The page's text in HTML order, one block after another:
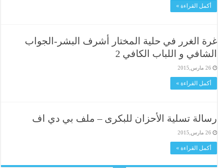
أكمل القراءة »
غرة الغرر في حلية المختار أشرف البشر-الجواب
الشافي و اللباب الكافي 2
26 مارس,2015
أكمل القراءة »
رسالة تسلية الأحزان للبكرى – ملف بي دي اف
26 مارس,2015
أكمل القراءة »